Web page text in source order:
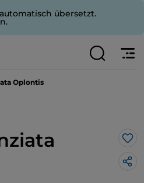
übersetzt.
Oplontis